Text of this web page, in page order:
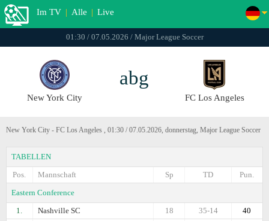
Im TV | Alle | Live
01:30 / 07.05.2026 / Major League Soccer
New York City
abg
FC Los Angeles
New York City - FC Los Angeles , 01:30 / 07.05.2026, donnerstag, Major League Soccer
TABELLEN
Pos.
Mannschaft Pun.
TD
Sp
Eastern Conference
1.
Nashville SC 40
35-14
18